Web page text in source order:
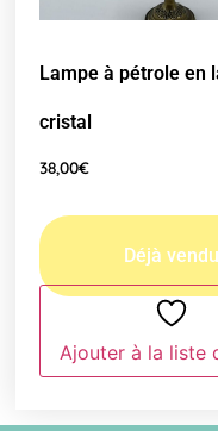
Lampe à pétrole en
cristal
38,00€
Ajouter à la liste